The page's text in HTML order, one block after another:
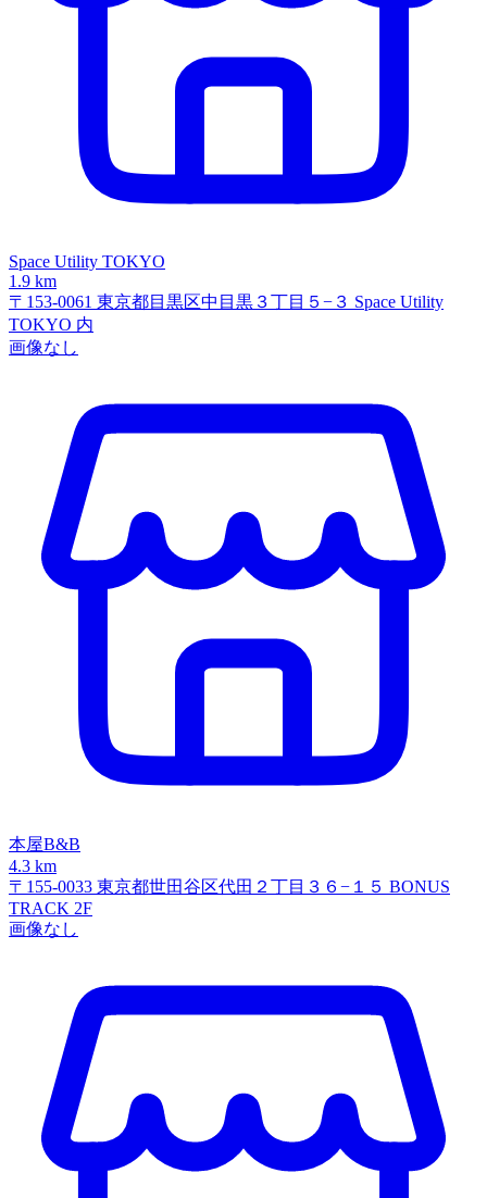
Space Utility TOKYO
1.9 km
〒153-0061 東京都目黒区中目黒３丁目５−３ Space Utility
TOKYO 内
画像なし
本屋B&B
4.3 km
〒155-0033 東京都世田谷区代田２丁目３６−１５ BONUS
TRACK 2F
画像なし